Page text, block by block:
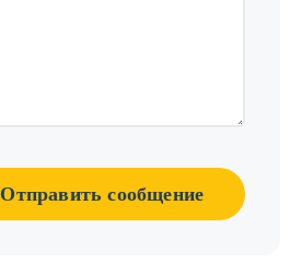
Отправить сообщение